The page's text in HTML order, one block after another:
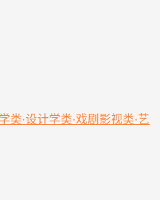
类·设计学类·戏剧影视类·艺